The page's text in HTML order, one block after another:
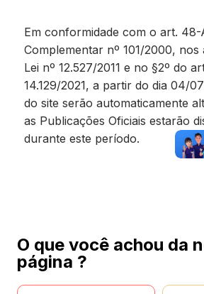
Em conformidade com o art. 48-
Complementar nº 101/2000, nos
Lei nº 12.527/2011 e no §2º do
14.129/2021, a partir do dia 04/
do site serão automaticamente
as Publicações Oficiais estarão
durante este período.
O que você achou da
página ?